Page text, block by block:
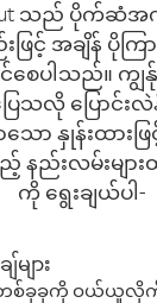
သည် ပိုက်ဆံ
ြင့် အချိန် ပိုကြာ
င်စေပါသည်။ က
သလို ပြောင်းလဲ
ာ နှုန်းထားဖြင့်
နည်းလမ်းမျာ
ကို ရွေးချယ်ပါ-
ျား
စ်ခုခုကို ဝယ်ယူလိုက်